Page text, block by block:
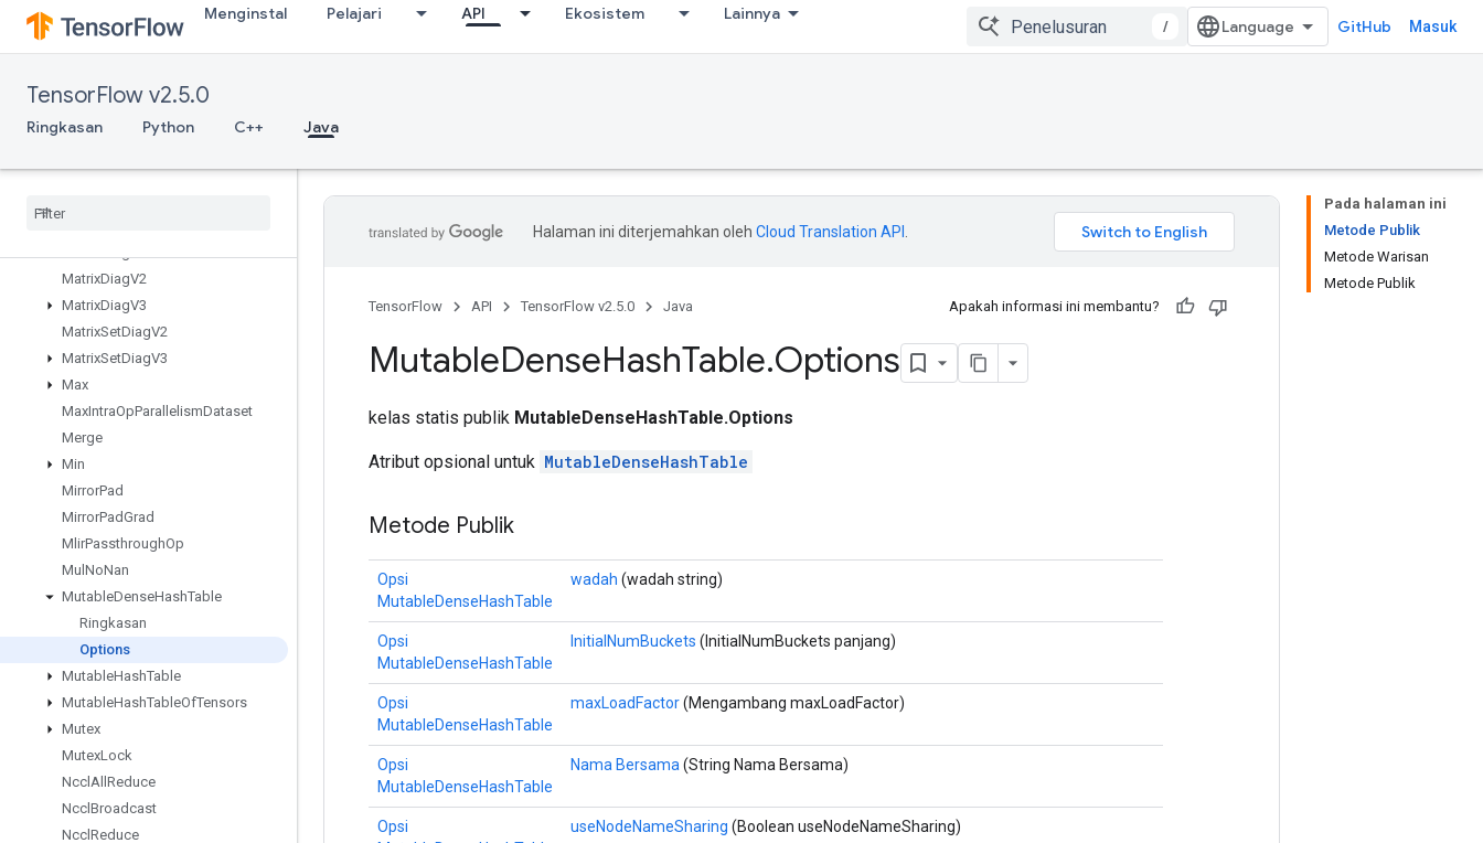
Menginstal Pelajari API Ekosistem Lainnya
/ GitHub Masuk
TensorFlow v2.5.0
Ringkasan Python C++ Java
MakeUnique
MapClear
MapPeek
MapUnstage
MatrixDiagV2
MatrixDiagV3
MatrixSetDiagV2
MatrixSetDiagV3
Max
MaxIntraOpParallelismDataset
Merge
Min
MirrorPad
MirrorPadGrad
MlirPassthroughOp
Mul NoNan
MutableDenseHashTable
Ringkasan
Options
MutableHashTable
MutableHashTableOfTensors
Mutex
MutexLock
Nccl All Reduce
Nccl Broadcast
Nccl Reduce
Pada halaman ini
Metode Publik
Metode Warisan
Metode Publik
Halaman ini diterjemahkan oleh Cloud Translation API
TensorFlow API TensorFlow v2.5.0 Java Apakah informasi ini membantu?
MutableDenseHashTable.Options
kelas statis publik MutableDenseHashTable.Options
Atribut opsional untuk MutableDenseHashTable
Metode Publik
Opsi
MutableDenseHashTable
wadah (wadah string)
Opsi
MutableDenseHashTable
InitialNumBuckets (InitialNumBuckets panjang)
Opsi
MutableDenseHashTable
maxLoadFactor(Mengambang maxLoadFactor)
Opsi
MutableDenseHashTable
Nama Bersama (String Nama Bersama)
Opsi
useNodeNameSharing (Boolean useNodeNameSharing)